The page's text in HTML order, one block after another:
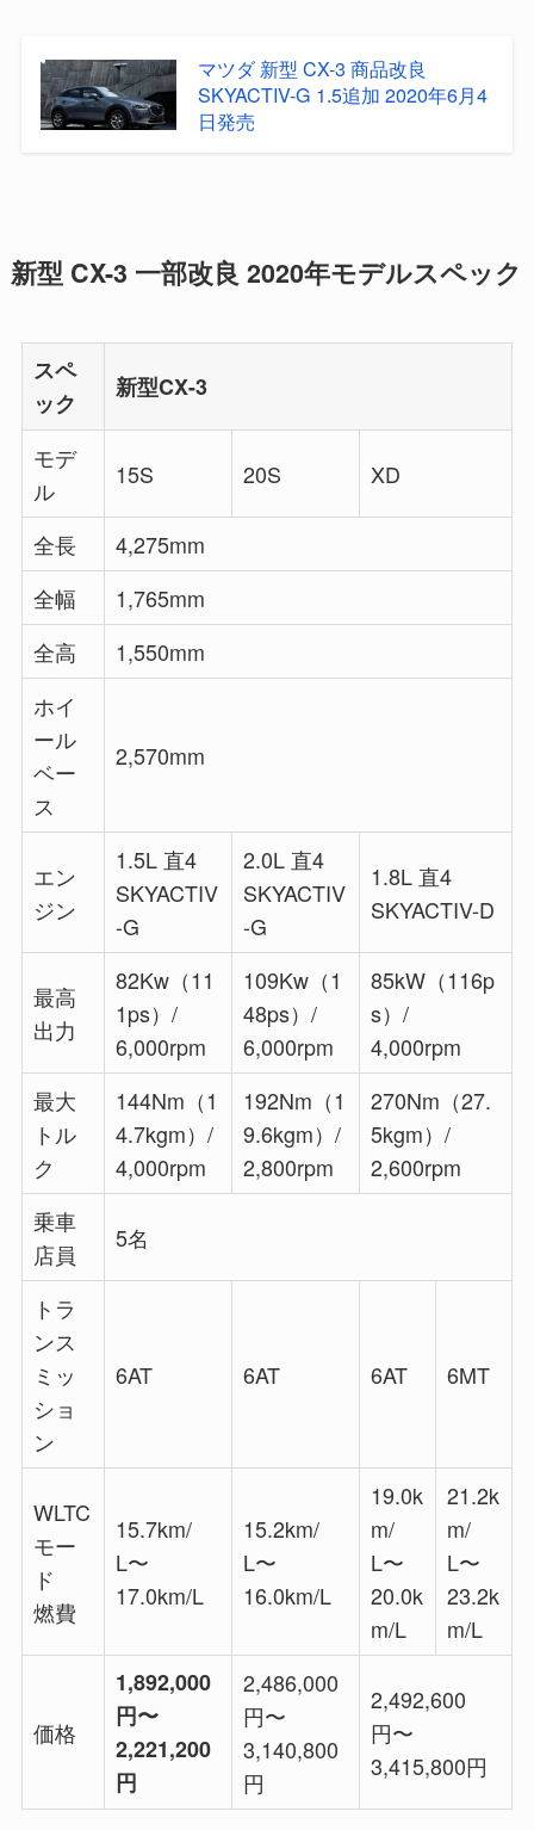
マツダ 新型 CX-3 商品改良
SKYACTIV-G 1.5追加 2020年6月4
日発売
新型 CX-3 一部改良 2020年モデルスペック
スペ
ック
新型CX-3
モデ
ル
15S 20S XD
全長
4,275mm
全幅
1,765mm
全高
1,550mm
ホイ
ール
ベー
ス
2,570mm
エン
ジン
1.5L 直4
SKYACTIV
-G
2.0L 直4
SKYACTIV
-G
1.8L 直4
SKYACTIV-D
最高
出力
82Kw（11
1ps）/
6,000rpm
109Kw（1
48ps）/
6,000rpm
85kW（116p
s）/
4,000rpm
最大
トル
ク
144Nm（1
4.7kgm）/
4,000rpm
192Nm（1
9.6kgm）/
2,800rpm
270Nm（27.
5kgm）/
2,600rpm
乗車
店員
5名
トラ
ンス
ミッ
ショ
ン
6AT 6AT 6AT 6MT
WLTC
モー
ド
燃費
15.7km/
L〜
17.0km/L
15.2km/
L〜
16.0km/L
19.0k
m/
L〜
20.0k
m/L
21.2k
m/
L〜
23.2k
m/L
価格
1,892,000
円〜
2,221,200
円
2,486,000
円〜
3,140,800
円
2,492,600
円〜
3,415,800円